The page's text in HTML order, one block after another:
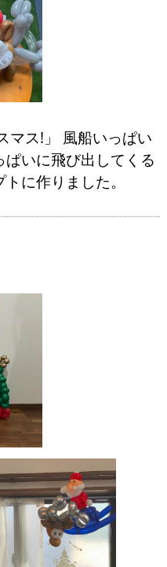
マス!」 風船いっぱい
いに飛び出してくる
に作りました。